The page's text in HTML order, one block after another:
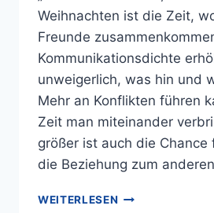
Weihnachten ist die Zeit,
Freunde
Kommunikationsdichte
unweigerlich, was hin und
Mehr an Konflikten führen
Zeit man miteinander
größer ist auch die Chance
die Beziehung zum
WEITERLESEN